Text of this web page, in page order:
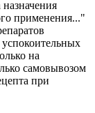
применения..."
на
самовывозом
при